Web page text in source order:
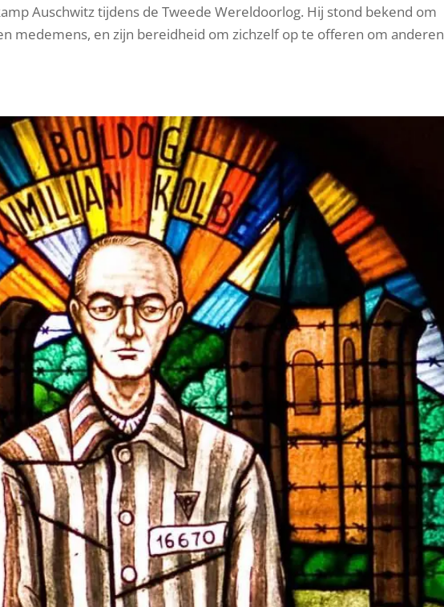
Auschwitz tijdens de Tweede Wereldoorlog. Hij stond bekend om
medemens, en zijn bereidheid om zichzelf op te offeren om anderen